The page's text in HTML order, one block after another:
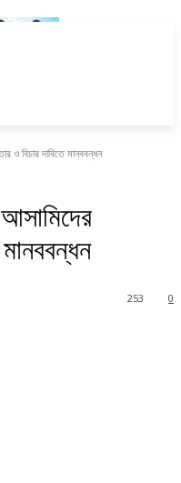
ও বিচার দাবিতে মানববন্ধন
0
253